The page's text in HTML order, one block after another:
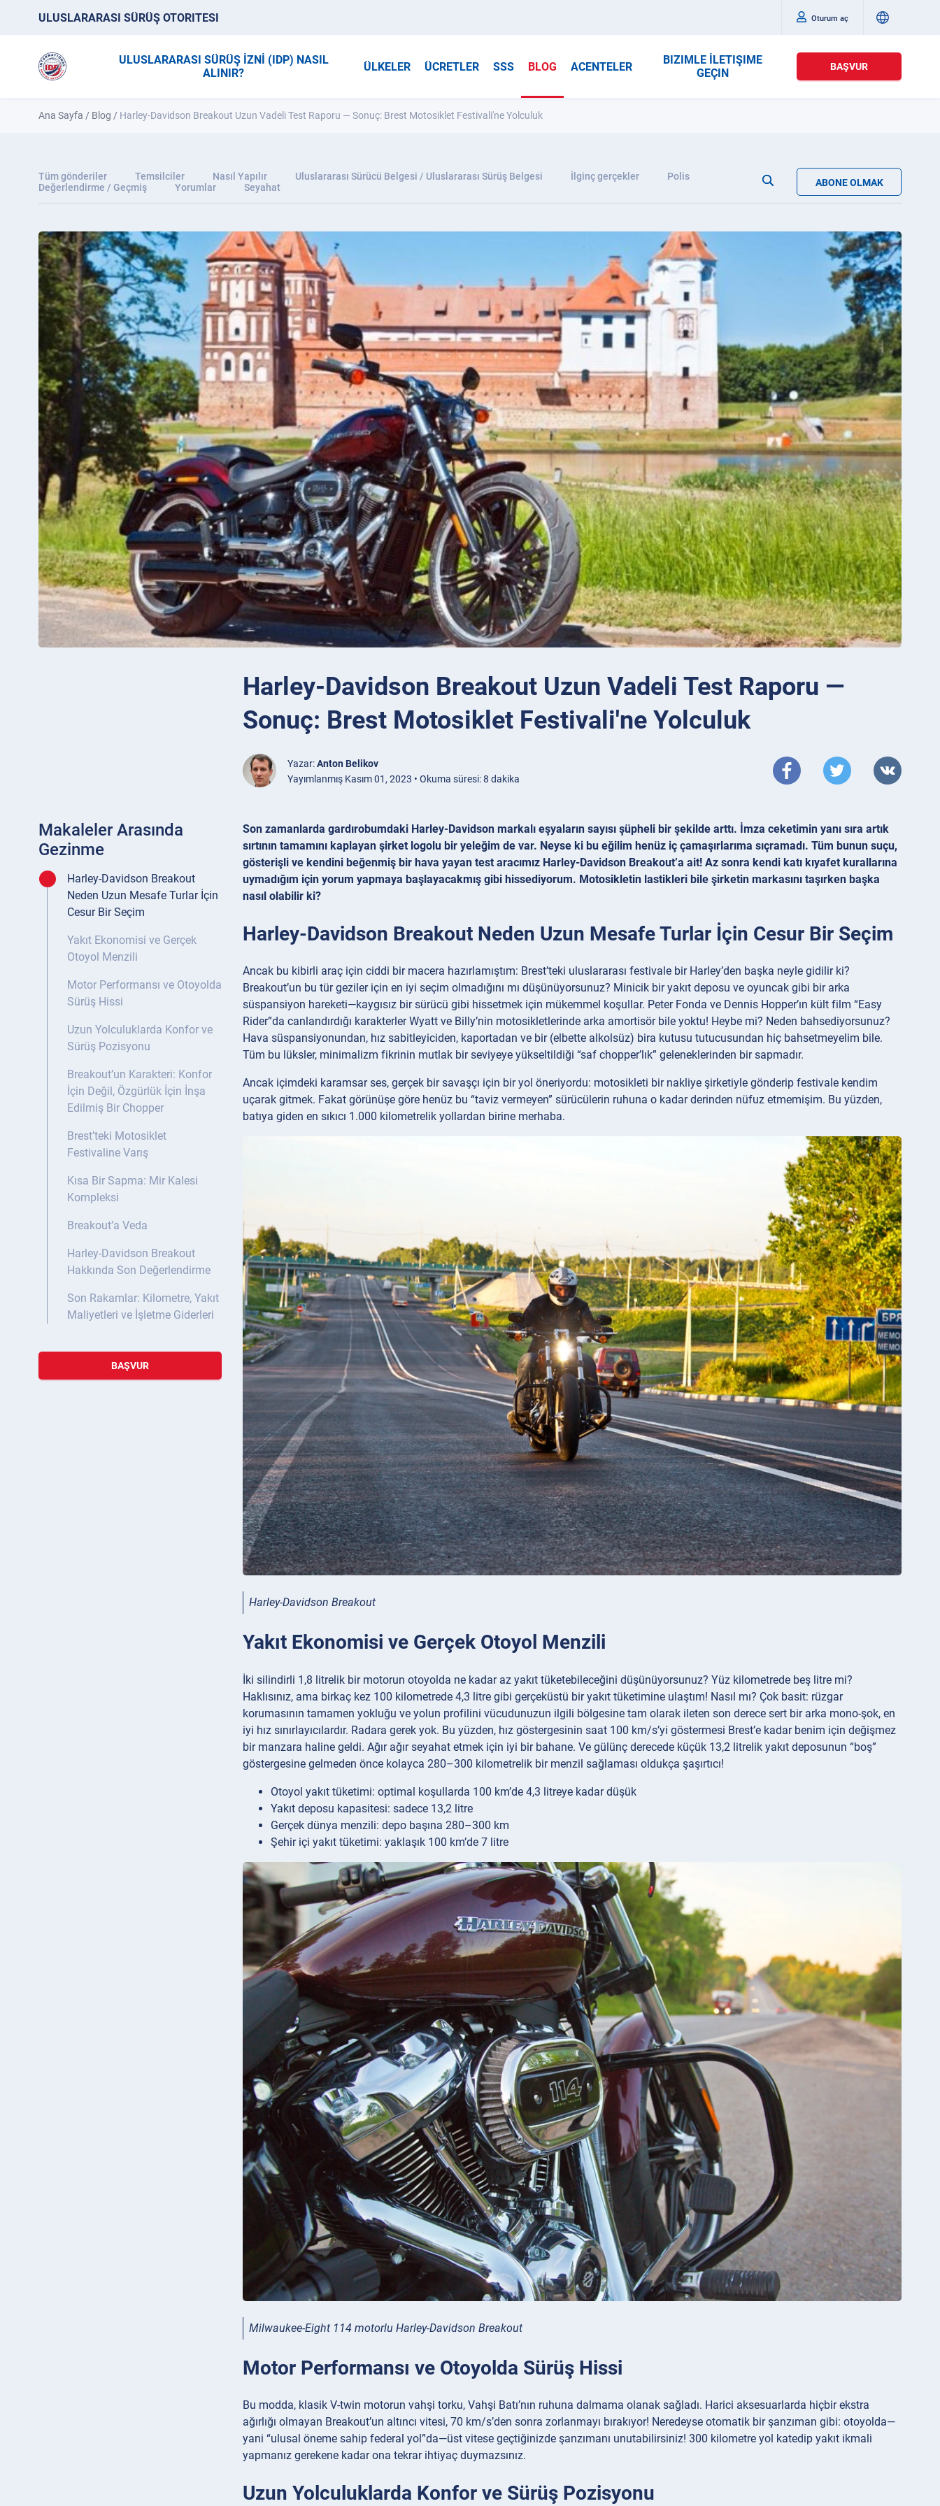
ULUSLARARASI SÜRÜŞ OTORITESI Oturum aç
ULUSLARARASI SÜRÜŞ İZNİ (IDP) NASIL
ALINIR?
ÜLKELER ÜCRETLER SSS BLOG ACENTELER
BIZIMLE İLETIŞIME
GEÇIN
BAŞVUR
Ana Sayfa / Blog / Harley-Davidson Breakout Uzun Vadeli Test Raporu — Sonuç: Brest Motosiklet Festivali'ne Yolculuk
Tüm gönderiler Temsilciler Nasıl Yapılır Uluslararası Sürücü Belgesi / Uluslararası Sürüş Belgesi İlginç gerçekler
Polis
Değerlendirme / Geçmiş
Yorumlar Seyahat ABONE OLMAK
Harley-Davidson Breakout Uzun Vadeli Test Raporu —
Sonuç: Brest Motosiklet Festivali'ne Yolculuk
Yazar:Anton Belikov
Yayımlanmış Kasım 01, 2023 • Okuma süresi: 8 dakika
Makaleler Arasında
Gezinme
Harley-Davidson Breakout
Neden Uzun Mesafe Turlar İçin
Cesur Bir Seçim
Yakıt Ekonomisi ve Gerçek
Otoyol Menzili
Motor Performansı ve Otoyolda
Sürüş Hissi
Uzun Yolculuklarda Konfor ve
Sürüş Pozisyonu
Breakout’un Karakteri: Konfor
İçin Değil, Özgürlük İçin İnşa
Edilmiş Bir Chopper
Brest’teki Motosiklet
Festivaline Varış
Kısa Bir Sapma: Mir Kalesi
Kompleksi
Breakout’a Veda
Harley-Davidson Breakout
Hakkında Son Değerlendirme
Son Rakamlar: Kilometre, Yakıt
Maliyetleri ve İşletme Giderleri
BAŞVUR
Son zamanlarda gardırobumdaki Harley-Davidson markalı eşyaların sayısı şüpheli bir şekilde arttı. İmza ceketimin yanı sıra artık
sırtının tamamını kaplayan şirket logolu bir yeleğim de var. Neyse ki bu eğilim henüz iç çamaşırlarıma sıçramadı. Tüm bunun suçu,
gösterişli ve kendini beğenmiş bir hava yayan test aracımız Harley-Davidson Breakout’a ait! Az sonra kendi katı kıyafet kurallarına
uymadığım için yorum yapmaya başlayacakmış gibi hissediyorum. Motosikletin lastikleri bile şirketin markasını taşırken başka
nasıl olabilir ki?
Harley-Davidson Breakout Neden Uzun Mesafe Turlar İçin Cesur Bir Seçim
Ancak bu kibirli araç için ciddi bir macera hazırlamıştım: Brest’teki uluslararası festivale bir Harley’den başka neyle gidilir ki?
Breakout’un bu tür geziler için en iyi seçim olmadığını mı düşünüyorsunuz? Minicik bir yakıt deposu ve oyuncak gibi bir arka
süspansiyon hareketi—kaygısız bir sürücü gibi hissetmek için mükemmel koşullar. Peter Fonda ve Dennis Hopper’ın kült film “Easy
Rider”da canlandırdığı karakterler Wyatt ve Billy’nin motosikletlerinde arka amortisör bile yoktu! Heybe mi? Neden bahsediyorsunuz?
Hava süspansiyonundan, hız sabitleyiciden, kaportadan ve bir (elbette alkolsüz) bira kutusu tutucusundan hiç bahsetmeyelim bile.
Tüm bu lüksler, minimalizm fikrinin mutlak bir seviyeye yükseltildiği “saf chopper’lık” geleneklerinden bir sapmadır.
Ancak içimdeki karamsar ses, gerçek bir savaşçı için bir yol öneriyordu: motosikleti bir nakliye şirketiyle gönderip festivale kendim
uçarak gitmek. Fakat görünüşe göre henüz bu “taviz vermeyen” sürücülerin ruhuna o kadar derinden nüfuz etmemişim. Bu yüzden,
batıya giden en sıkıcı 1.000 kilometrelik yollardan birine merhaba.
Harley-Davidson Breakout
Yakıt Ekonomisi ve Gerçek Otoyol Menzili
İki silindirli 1,8 litrelik bir motorun otoyolda ne kadar az yakıt tüketebileceğini düşünüyorsunuz? Yüz kilometrede beş litre mi?
Haklısınız, ama birkaç kez 100 kilometrede 4,3 litre gibi gerçeküstü bir yakıt tüketimine ulaştım! Nasıl mı? Çok basit: rüzgar
korumasının tamamen yokluğu ve yolun profilini vücudunuzun ilgili bölgesine tam olarak ileten son derece sert bir arka mono-şok, en
iyi hız sınırlayıcılardır. Radara gerek yok. Bu yüzden, hız göstergesinin saat 100 km/s’yi göstermesi Brest’e kadar benim için değişmez
bir manzara haline geldi. Ağır ağır seyahat etmek için iyi bir bahane. Ve gülünç derecede küçük 13,2 litrelik yakıt deposunun “boş”
göstergesine gelmeden önce kolayca 280–300 kilometrelik bir menzil sağlaması oldukça şaşırtıcı!
Otoyol yakıt tüketimi: optimal koşullarda 100 km’de 4,3 litreye kadar düşük
Yakıt deposu kapasitesi: sadece 13,2 litre
Gerçek dünya menzili: depo başına 280–300 km
Şehir içi yakıt tüketimi: yaklaşık 100 km’de 7 litre
Milwaukee-Eight 114 motorlu Harley-Davidson Breakout
Motor Performansı ve Otoyolda Sürüş Hissi
Bu modda, klasik V-twin motorun vahşi torku, Vahşi Batı’nın ruhuna dalmama olanak sağladı. Harici aksesuarlarda hiçbir ekstra
ağırlığı olmayan Breakout’un altıncı vitesi, 70 km/s’den sonra zorlanmayı bırakıyor! Neredeyse otomatik bir şanzıman gibi: otoyolda—
yani “ulusal öneme sahip federal yol”da—üst vitese geçtiğinizde şanzımanı unutabilirsiniz! 300 kilometre yol katedip yakıt ikmali
yapmanız gerekene kadar ona tekrar ihtiyaç duymazsınız.
Uzun Yolculuklarda Konfor ve Sürüş Pozisyonu